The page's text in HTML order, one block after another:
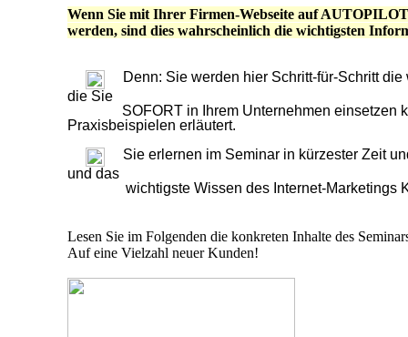
Wenn Sie mit Ihrer Firmen-Webseite auf
werden, sind dies wahrscheinlich die wichtigsten
Denn: Sie werden hier Schritt-für-Schritt die
die Sie
SOFORT in Ihrem Unternehmen einsetzen
Praxisbeispielen erläutert.
Sie erlernen im Seminar in kürzester Zeit
und das
wichtigste Wissen des Internet-Marketings
Lesen Sie im Folgenden die konkreten Inhalte des
Auf eine Vielzahl neuer Kunden!